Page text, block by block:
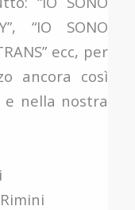
“IO SONO
ecc, per
ancora così
nella nostra